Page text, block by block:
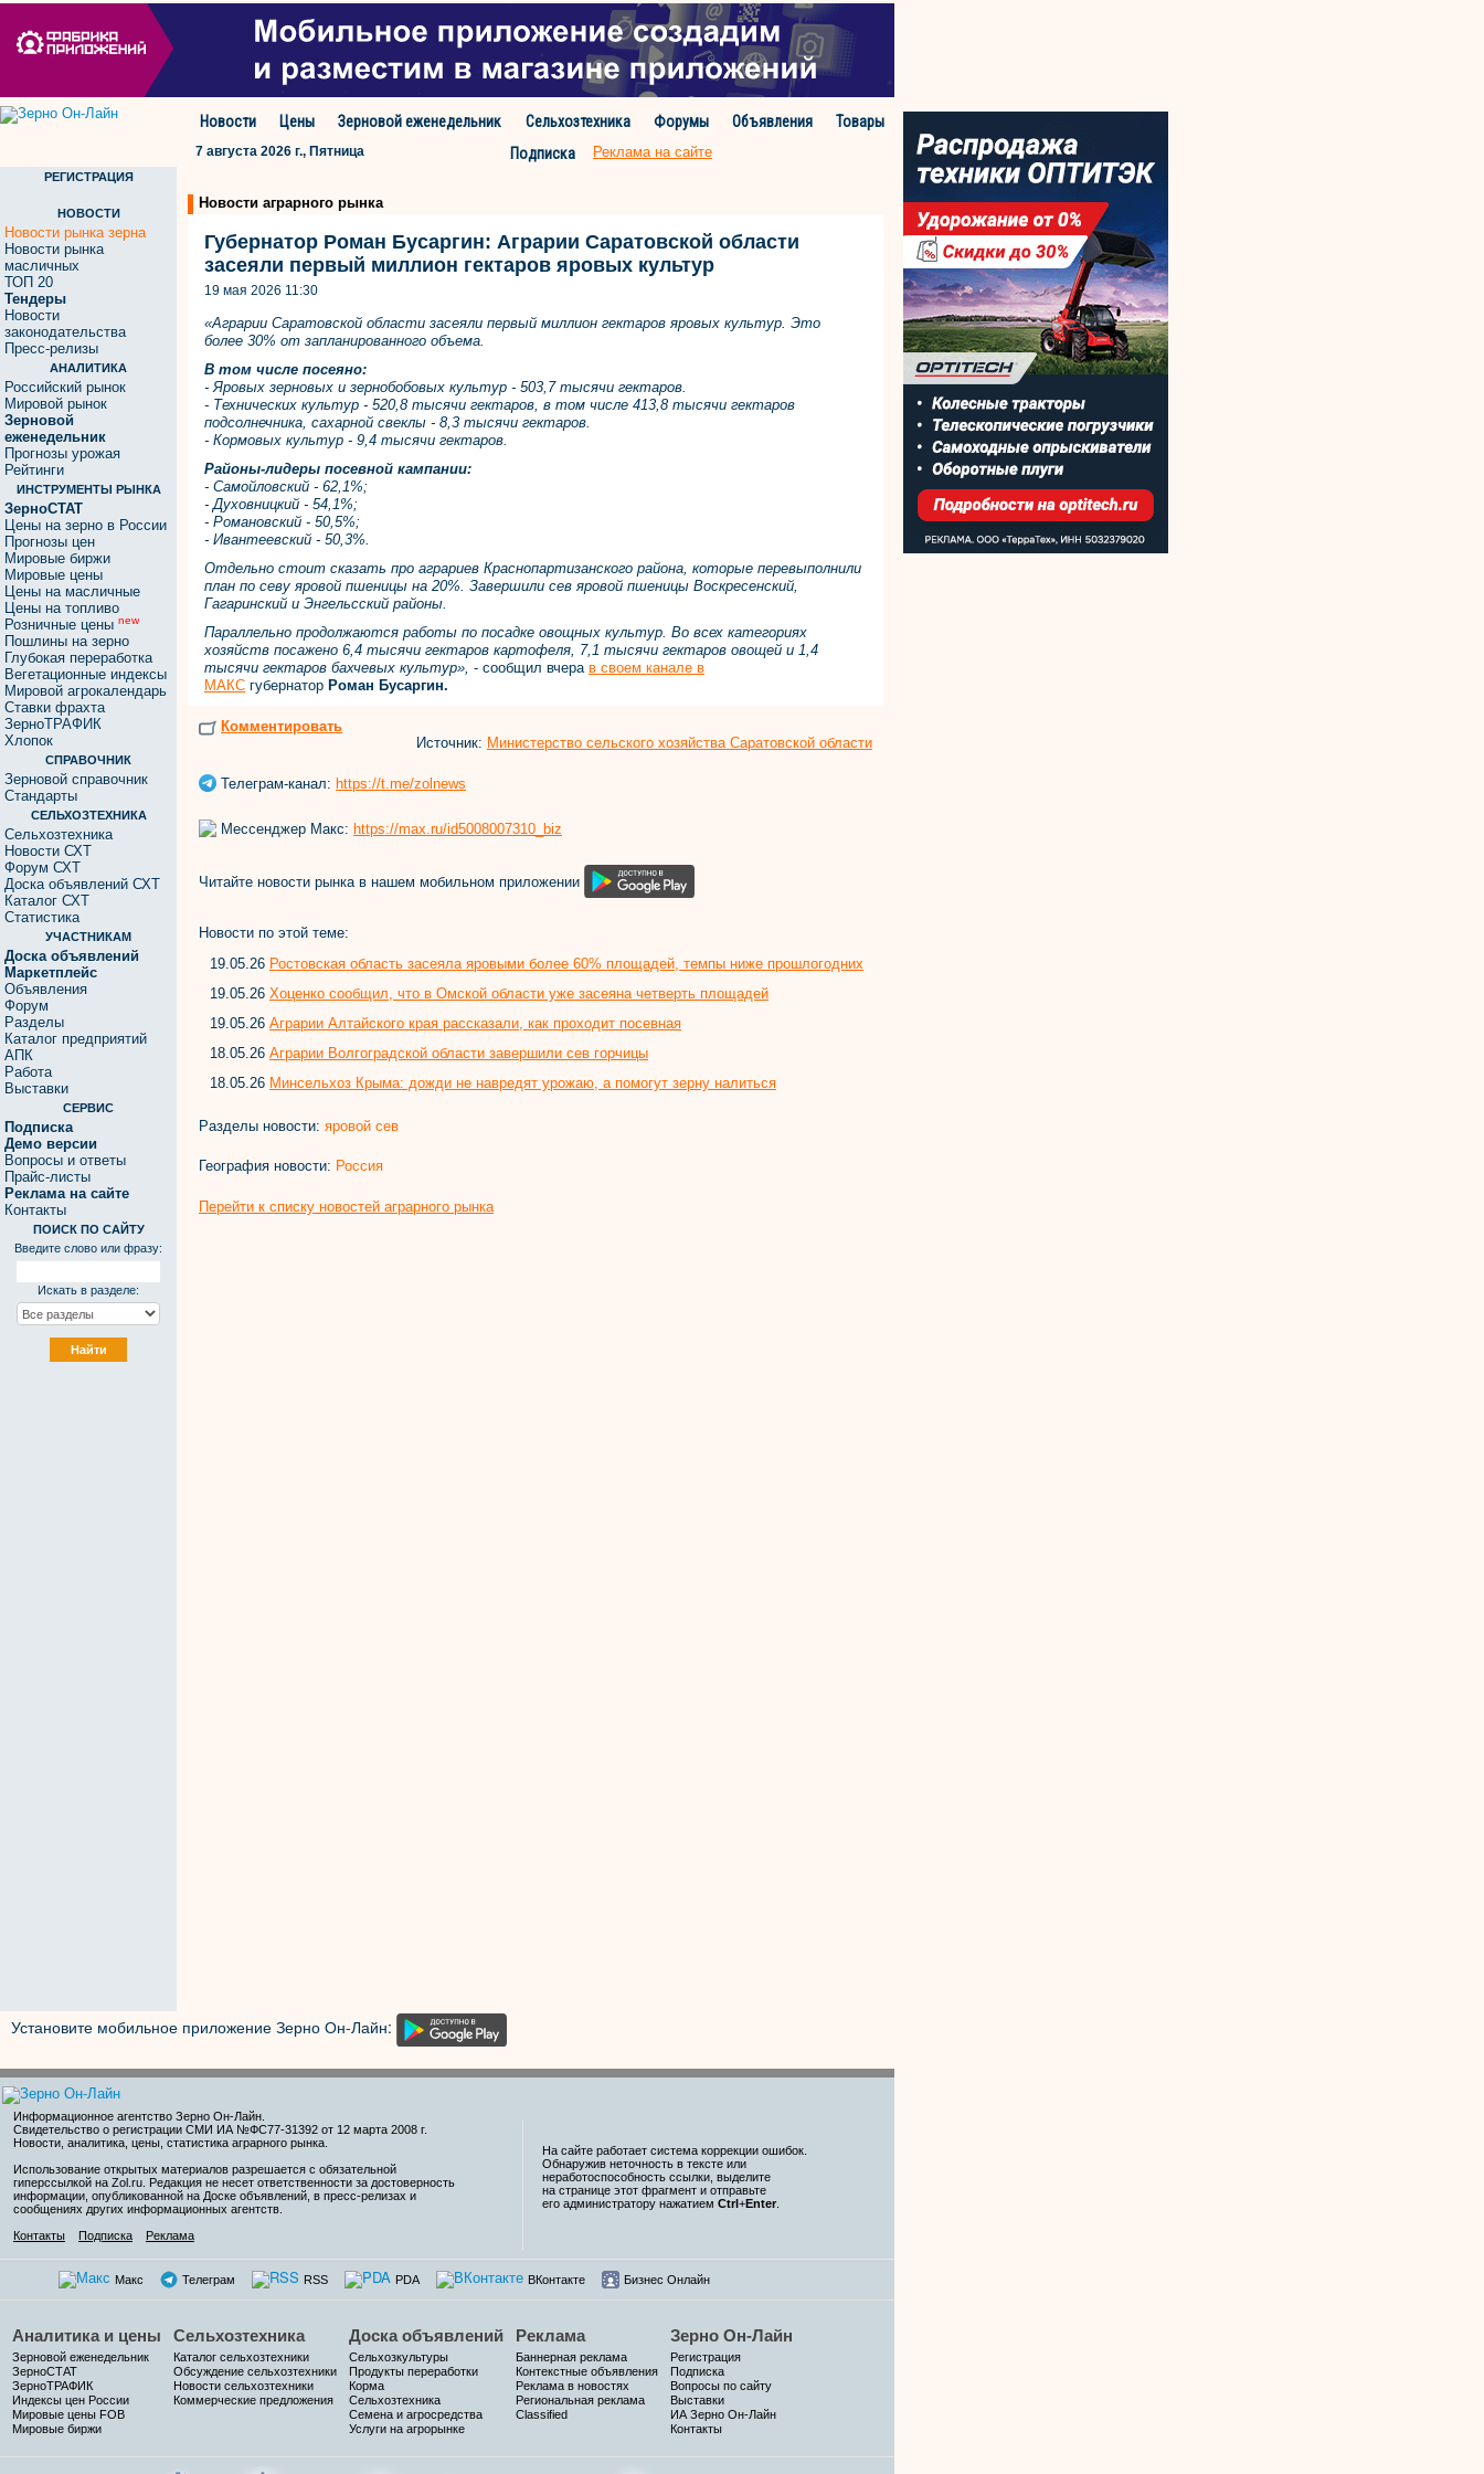
Новости Цены Зерновой еженедельник Сельхозтехника Форумы Объявления
Товары
Подписка
7 августа 2026 г., Пятница Реклама на сайте
РЕГИСТРАЦИЯ
НОВОСТИ
Новости рынка зерна
Новости рынка
масличных
ТОП 20
Тендеры
Новости
законодательства
Пресс-релизы
АНАЛИТИКА
Российский рынок
Мировой рынок
Зерновой
еженедельник
Прогнозы урожая
Рейтинги
ИНСТРУМЕНТЫ РЫНКА
ЗерноСТАТ
Цены на зерно в России
Прогнозы цен
Мировые биржи
Мировые цены
Цены на масличные
Цены на топливо
Розничные цены new
Пошлины на зерно
Глубокая переработка
Вегетационные индексы
Мировой агрокалендарь
Ставки фрахта
ЗерноТРАФИК
Хлопок
СПРАВОЧНИК
Зерновой справочник
Стандарты
СЕЛЬХОЗТЕХНИКА
Сельхозтехника
Новости СХТ
Форум СХТ
Доска объявлений СХТ
Каталог СХТ
Статистика
УЧАСТНИКАМ
Доска объявлений
Маркетплейс
Объявления
Форум
Разделы
Каталог предприятий
АПК
Работа
Выставки
СЕРВИС
Подписка
Демо версии
Вопросы и ответы
Прайс-листы
Реклама на сайте
Контакты
ПОИСК ПО САЙТУ
Введите слово или фразу:
Искать в разделе:
Новости аграрного рынка
Губернатор Роман Бусаргин: Аграрии Саратовской области
засеяли первый миллион гектаров яровых культур
19 мая 2026 11:30
«Аграрии Саратовской области засеяли первый миллион гектаров яровых культур. Это
более 30% от запланированного объема.
В том числе посеяно:
- Яровых зерновых и зернобобовых культур - 503,7 тысячи гектаров.
- Технических культур - 520,8 тысячи гектаров, в том числе 413,8 тысячи гектаров
подсолнечника, сахарной свеклы - 8,3 тысячи гектаров.
- Кормовых культур - 9,4 тысячи гектаров.
Районы-лидеры посевной кампании:
- Самойловский - 62,1%;
- Духовницкий - 54,1%;
- Романовский - 50,5%;
- Ивантеевский - 50,3%.
Отдельно стоит сказать про аграриев Краснопартизанского района, которые перевыполнили
план по севу яровой пшеницы на 20%. Завершили сев яровой пшеницы Воскресенский,
Гагаринский и Энгельсский районы.
Параллельно продолжаются работы по посадке овощных культур. Во всех категориях
хозяйств посажено 6,4 тысячи гектаров картофеля, 7,1 тысячи гектаров овощей и 1,4
тысячи гектаров бахчевых культур», - сообщил вчера в своем канале в
МАКС губернатор Роман Бусаргин.
Комментировать
Источник: Министерство сельского хозяйства Саратовской области
Телеграм-канал: https://t.me/zolnews
Мессенджер Макс: https://max.ru/id5008007310_biz
Читайте новости рынка в нашем мобильном приложении
Новости по этой теме:
19.05.26 Ростовская область засеяла яровыми более 60% площадей, темпы ниже прошлогодних
19.05.26 Хоценко сообщил, что в Омской области уже засеяна четверть площадей
19.05.26 Аграрии Алтайского края рассказали, как проходит посевная
18.05.26 Аграрии Волгоградской области завершили сев горчицы
18.05.26 Минсельхоз Крыма: дожди не навредят урожаю, а помогут зерну налиться
Разделы новости: яровой сев
География новости: Россия
Перейти к списку новостей аграрного рынка
Установите мобильное приложение Зерно Он-Лайн:
Информационное агентство Зерно Он-Лайн
Свидетельство о регистрации СМИ ИА №ФС77-31392 от 12 марта 2008 г.
Новости, аналитика, цены, статистика аграрного рынка.
Использование открытых материалов разрешается с обязательной
гиперссылкой на Zol.ru. Редакция не несет ответственности за достоверность
информации, опубликованной на Доске объявлений, в пресс-релизах и
сообщениях других информационных агентств.
Контакты
Подписка Реклама
На сайте работает система коррекции ошибок.
Обнаружив неточность в тексте или
неработоспособность ссылки, выделите
на странице этот фрагмент и отправьте
его администратору нажатием Ctrl+Enter
Макс Телеграм RSS PDA ВКонтакте Бизнес Онлайн
Аналитика и цены
Зерновой еженедельник
ЗерноСТАТ
ЗерноТРАФИК
Индексы цен России
Мировые цены FOB
Мировые биржи
Сельхозтехника
Каталог сельхозтехники
Обсуждение сельхозтехники
Новости сельхозтехники
Коммерческие предложения
Доска объявлений
Сельхозкультуры
Продукты переработки
Корма
Сельхозтехника
Семена и агросредства
Услуги на агрорынке
Реклама
Баннерная реклама
Контекстные объявления
Реклама в новостях
Региональная реклама
Classified
Зерно Он-Лайн
Регистрация
Подписка
Вопросы по сайту
Выставки
ИА Зерно Он-Лайн
Контакты